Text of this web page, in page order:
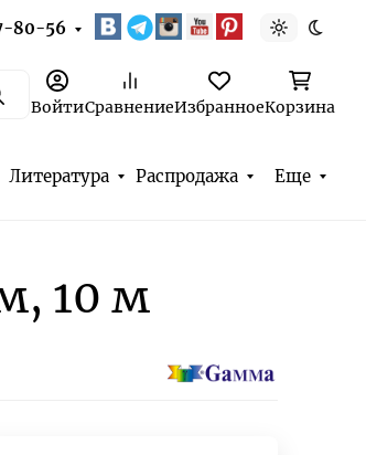
80-56 Светлая
ВойтиСравнениеИзбранноеКорзина
Литература Распродажа Еще
10 м